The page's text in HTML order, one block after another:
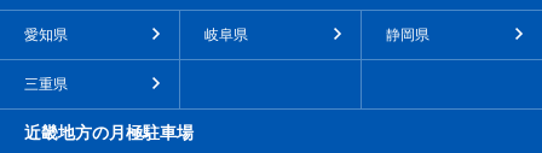
愛知県 岐阜県 静岡県
三重県
近畿地方の月極駐車場